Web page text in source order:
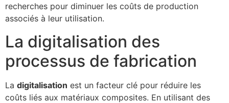
recherches pour diminuer les coûts de production
associés à leur utilisation.
La digitalisation des
processus de fabrication
La digitalisation est un facteur clé pour réduire les
coûts liés aux matériaux composites. En utilisant des